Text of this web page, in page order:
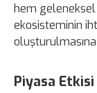
hem geleneksel
ekosisteminin
Piyasa